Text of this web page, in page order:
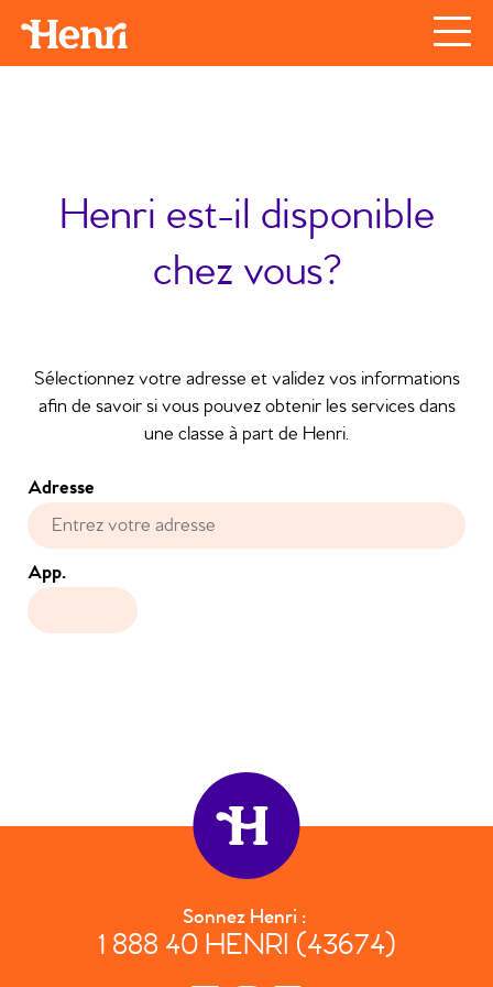
Henri est-il disponible
chez vous?
Sélectionnez votre adresse et validez vos informations
afin de savoir si vous pouvez obtenir les services dans
une classe à part de Henri.
Adresse
App.
Sonnez Henri :
1 888 40 HENRI (43674)